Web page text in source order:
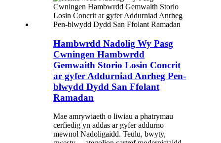
Hambwrdd Nadolig Wy Pasg
Cwningen Hambwrdd
Gemwaith Storio Losin Concrit
ar gyfer Addurniad Anrheg Pen-
blwydd Dydd San Ffolant
Ramadan
Mae amrywiaeth o liwiau a phatrymau
cerfiedig yn addas ar gyfer addurno
mewnol Nadoligaidd. Teulu, bwyty,